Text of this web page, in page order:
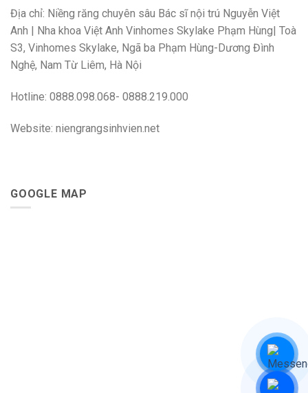
Địa chỉ: Niềng răng chuyên sâu Bác sĩ nội trú Nguyễn Việt
Anh | Nha khoa Việt Anh Vinhomes Skylake Phạm Hùng| Toà
S3, Vinhomes Skylake, Ngã ba Phạm Hùng-Dương Đình
Nghệ, Nam Từ Liêm, Hà Nội
Hotline: 0888.098.068- 0888.219.000
Website: niengrangsinhvien.net
GOOGLE MAP